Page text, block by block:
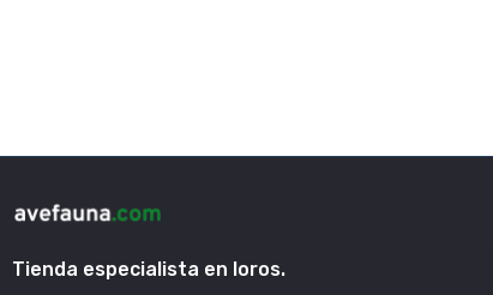
Tienda especialista en loros.